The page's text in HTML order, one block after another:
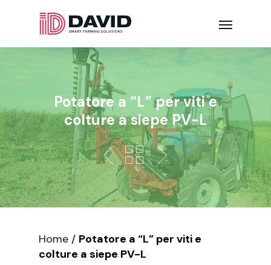
Potatore a “L” per viti e
colture a siepe PV-L
Home / Potatore a “L” per viti e
colture a siepe PV-L